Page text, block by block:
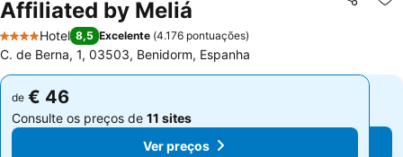
Affiliated by Meliá
Partilhar
4 Estrelas
Hotel 8,5 Excelente (4.176 pontuações)
C. de Berna, 1, 03503, Benidorm, Espanha
de € 46
Consulte os preços de 11 sites
Ver preços
de € 46
Consulte os preços de 11 sites
Ver preços